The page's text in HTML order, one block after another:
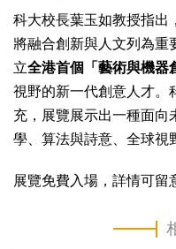
科大校長葉玉如教授指出
將融合創新與人文列為重
立全港首個「藝術與機器
視野的新一代創意人才。
充，展覽展示出一種面
學、算法與詩意、全球視
展覽免費入場，詳情可留